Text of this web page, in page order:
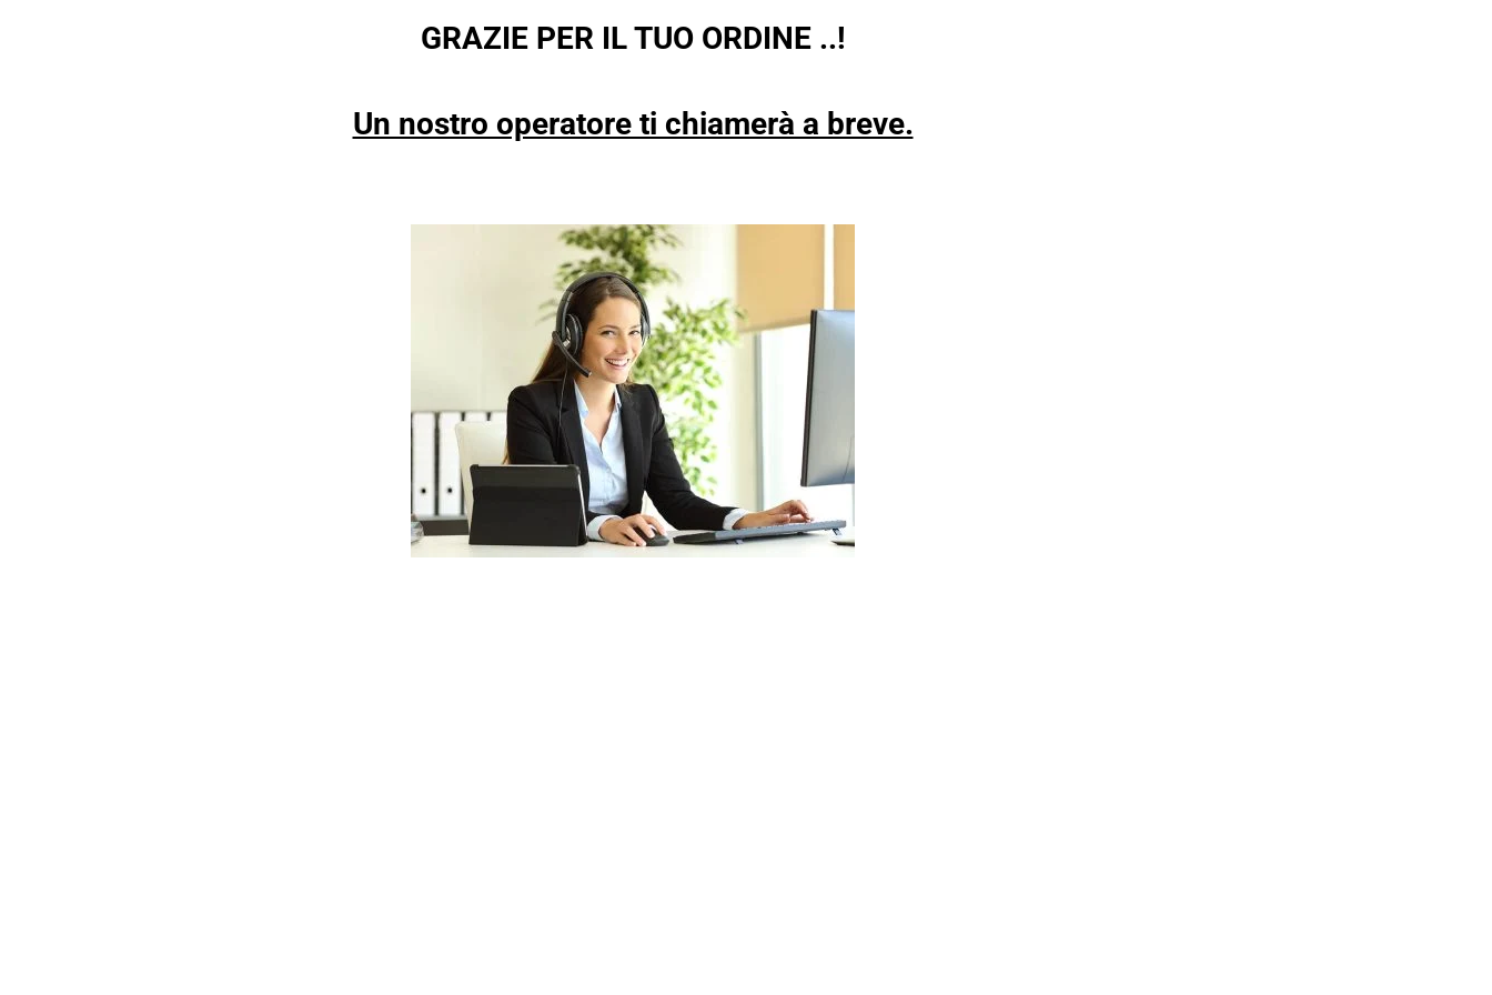
GRAZIE PER IL TUO ORDINE ..!
Un nostro operatore ti chiamerà a breve.